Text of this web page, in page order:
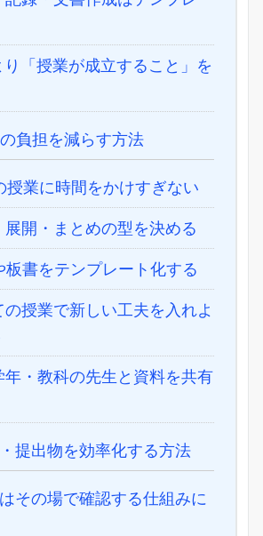
り「授業が成立すること」を
負担を減らす方法
授業に時間をかけすぎない
展開・まとめの型を決める
板書をテンプレート化する
の授業で新しい工夫を入れよ
年・教科の先生と資料を共有
提出物を効率化する方法
その場で確認する仕組みに